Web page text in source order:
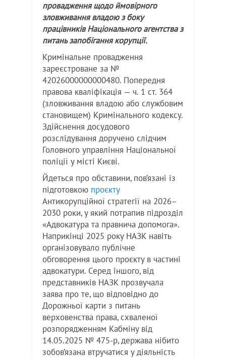
провадження щодо ймовірного
зловживання владою з боку
працівників Національного агентства з
питань запобігання корупції.
Кримінальне провадження
зареєстроване за №
42026000000000480. Попередня
правова кваліфікація — ч. 1 ст. 364
(зловживання владою або службовим
становищем) Кримінального кодексу.
Здійснення досудового
розслідування доручено слідчим
Головного управління Національної
поліції у місті Києві.
Йдеться про обставини, пов’язані із
підготовкою проєкту
Антикорупційної стратегії на 2026–
2030 роки, у який потрапив підрозділ
«Адвокатура та правнича допомога».
Наприкінці 2025 року НАЗК навіть
організовувало публічне
обговорення цього проєкту в частині
адвокатури. Серед іншого, від
представників НАЗК прозвучала
заява про те, що відповідно до
Дорожньої карти з питань
верховенства права, схваленої
розпорядженням Кабміну від
14.05.2025 № 475-р, держава нібито
зобов’язана втручатися у діяльність